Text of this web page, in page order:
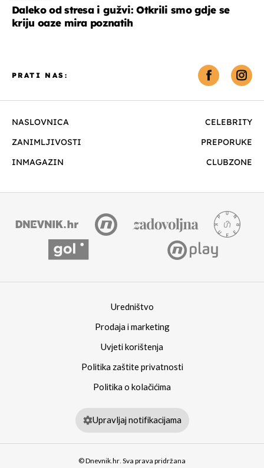
Daleko od stresa i gužvi: Otkrili smo gdje se
kriju oaze mira poznatih
NASLOVNICA
CELEBRITY
ZANIMLJIVOSTI
PREPORUKE
INMAGAZIN
CLUBZONE
PRATI NAS:
Uredništvo
Prodaja i marketing
Uvjeti korištenja
Politika zaštite privatnosti
Politika o kolačićima
Upravljaj notifikacijama
© Dnevnik.hr. Sva prava pridržana